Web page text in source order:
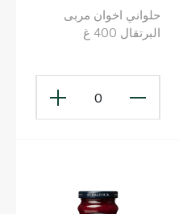
حلواني اخوان مربى
البرتقال 400 غ
0